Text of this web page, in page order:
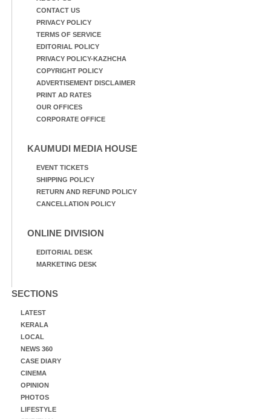
CONTACT US
PRIVACY POLICY
TERMS OF SERVICE
EDITORIAL POLICY
PRIVACY POLICY-KAZHCHA
COPYRIGHT POLICY
ADVERTISEMENT DISCLAIMER
PRINT AD RATES
OUR OFFICES
CORPORATE OFFICE
KAUMUDI MEDIA HOUSE
EVENT TICKETS
SHIPPING POLICY
RETURN AND REFUND POLICY
CANCELLATION POLICY
ONLINE DIVISION
EDITORIAL DESK
MARKETING DESK
SECTIONS
LATEST
KERALA
LOCAL
NEWS 360
CASE DIARY
CINEMA
OPINION
PHOTOS
LIFESTYLE